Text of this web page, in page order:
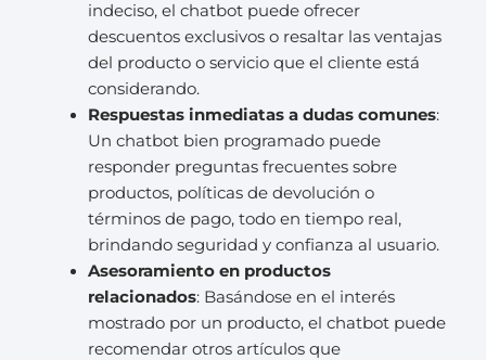
indeciso, el chatbot puede ofrecer
descuentos exclusivos o resaltar las ventajas
del producto o servicio que el cliente está
considerando.
Respuestas inmediatas a dudas comunes:
Un chatbot bien programado puede
responder preguntas frecuentes sobre
productos, políticas de devolución o
términos de pago, todo en tiempo real,
brindando seguridad y confianza al usuario.
Asesoramiento en productos
relacionados: Basándose en el interés
mostrado por un producto, el chatbot puede
recomendar otros artículos que